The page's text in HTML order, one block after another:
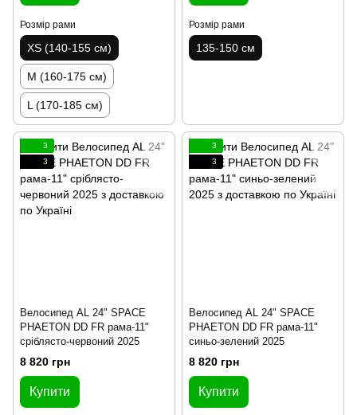
Розмір рами
XS (140-155 см)
M (160-175 см)
L (170-185 см)
Розмір рами
135-150 см
3
3
Велосипед AL 24" SPACE
PHAETON DD FR рама-11"
сріблясто-червоний 2025
8 820 грн
Купити
3
3
Велосипед AL 24" SPACE
PHAETON DD FR рама-11"
синьо-зелений 2025
8 820 грн
Купити